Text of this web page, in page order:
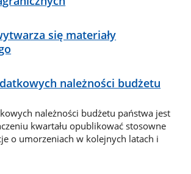
się materiały
należności budżetu
należności budżetu państwa jest
kwartału opublikować stosowne
o umorzeniach w kolejnych latach i